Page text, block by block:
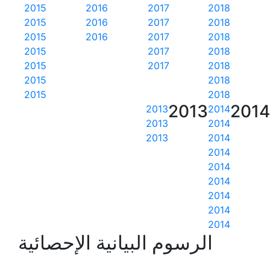
2018
2018
2018
2018
2018
2018
2018
2017
2017
2017
2017
2017
2016
2016
2016
2015
2015
2015
2015
2015
2015
2015
2014
2014
2014
2014
2014
2014
2014
2014
2014
2014
2013
2013
2013
2013
الرسوم البيانية الإحصائية